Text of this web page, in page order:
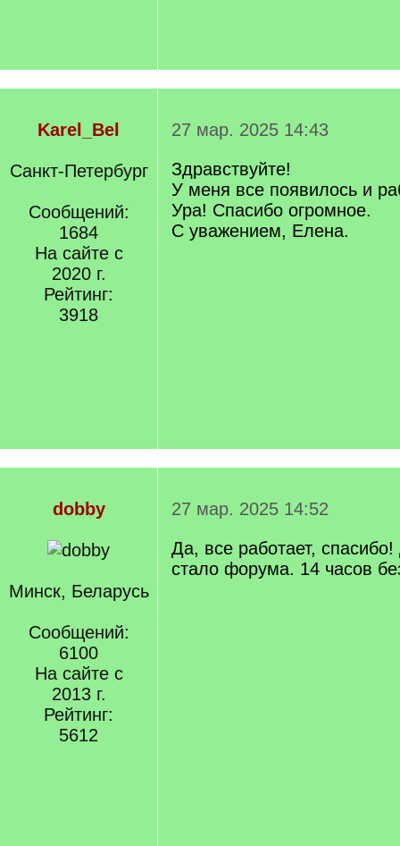
Karel_Bel
Санкт-Петербург
Сообщений:
1684
На сайте с
2020 г.
Рейтинг:
3918
27 мар. 2025 14:43
Здравствуйте!
У меня все появилось и
Ура! Спасибо огромное.
С уважением, Елена.
dobby
Минск, Беларусь
Сообщений:
6100
На сайте с
2013 г.
Рейтинг:
5612
27 мар. 2025 14:52
Да, все работает,
стало форума. 14 часов